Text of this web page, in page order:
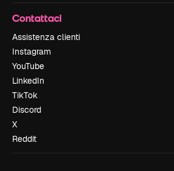
Contattaci
Assistenza clienti
Instagram
YouTube
LinkedIn
TikTok
Discord
X
Reddit